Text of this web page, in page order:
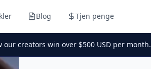
Blog Tjen penge
creators win over $500 USD per month.